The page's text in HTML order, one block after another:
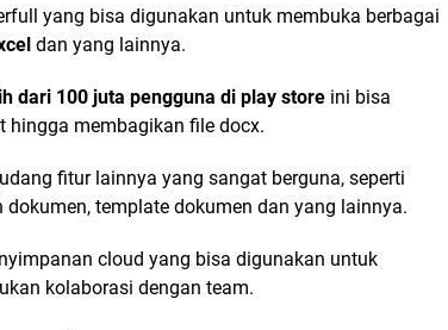
yang bisa digunakan untuk membuka berbagai
dan yang lainnya.
dari 100 juta pengguna di play store ini bisa
hingga membagikan file docx.
fitur lainnya yang sangat berguna, seperti
template dokumen dan yang lainnya.
cloud yang bisa digunakan untuk
kolaborasi dengan team.